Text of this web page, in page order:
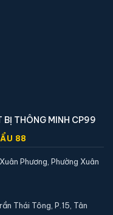
tử chính hãng
BỊ THÔNG MINH CP99
88
Phương, Phường Xuân
Thái Tông, P.15, Tân